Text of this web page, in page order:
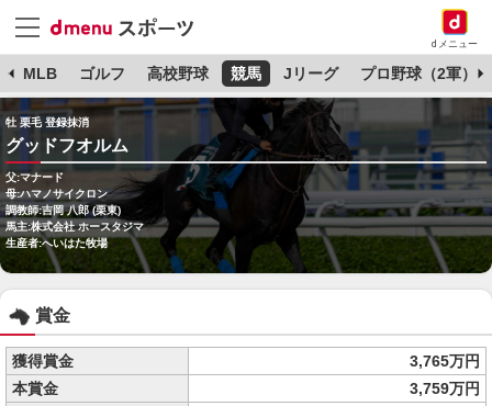
dメニュー
MLB ゴルフ 高校野球 競馬 Jリーグ プロ野球（2軍）
牡 栗毛 登録抹消
グッドフオルム
父:マナード
母:ハマノサイクロン
調教師:吉岡 八郎 (栗東)
馬主:株式会社 ホースタジマ
生産者:へいはた牧場
賞金
獲得賞金
3,765万円
本賞金
3,759万円